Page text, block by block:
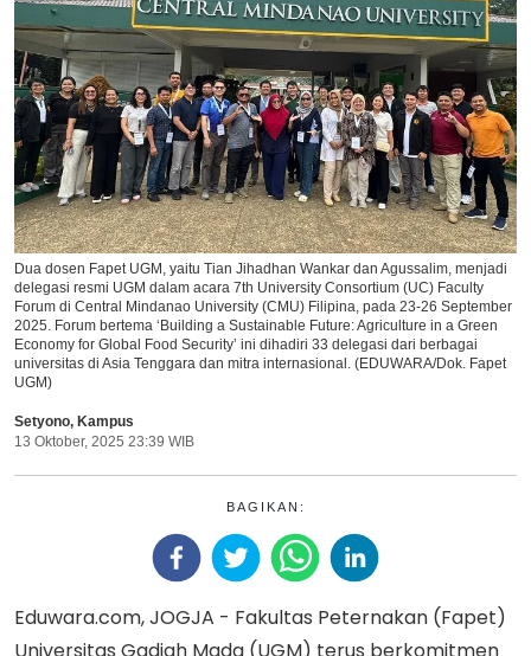
EduDana
Ikuti Kami di:
Dua dosen Fapet UGM, yaitu Tian Jihadhan Wankar dan Agussalim, menjadi
delegasi resmi UGM dalam acara 7th University Consortium (UC) Faculty
Forum di Central Mindanao University (CMU) Filipina, pada 23-26 September
2025. Forum bertema ‘Building a Sustainable Future: Agriculture in a Green
Economy for Global Food Security’ ini dihadiri 33 delegasi dari berbagai
universitas di Asia Tenggara dan mitra internasional. (EDUWARA/Dok. Fapet
UGM)
Setyono, Kampus
13 Oktober, 2025 23:39 WIB
BAGIKAN:
Eduwara.com, JOGJA - Fakultas Peternakan (Fapet)